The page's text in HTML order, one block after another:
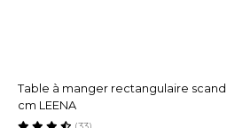
Table à manger rectangulaire
cm LEENA